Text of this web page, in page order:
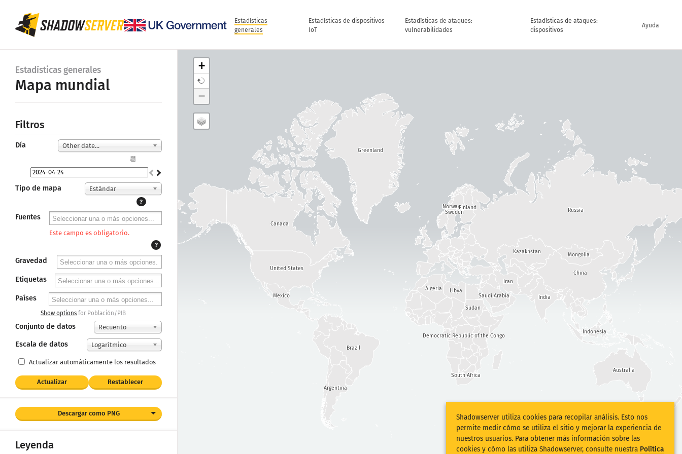
Estadísticas
generales
Estadísticas de dispositivos
IoT
Estadísticas de ataques:
vulnerabilidades
Estadísticas de ataques:
dispositivos
Ayuda
Estadísticas generales
Mapa mundial
Filtros
Día Other date...
📆
Tipo de mapa
Estándar
?
Fuentes
Este campo es obligatorio.
?
Gravedad
Etiquetas
Países
Show options for Población/PIB
Conjunto de datos Recuento
Escala de datos Logarítmico
Actualizar automáticamente los resultados
Actualizar Restablecer
Descargar como PNG
Leyenda
Indonesia
Argentina
India
China
Democratic Republic of the Congo
South Africa
Kazakhstan
Brazil
Mongolia
Russia
Norway
Sweden
Finland
Libya
Sudan
Iran
Saudi Arabia
Algeria
United States
Canada
Mexico
Australia
Greenland
+
−
Shadowserver utiliza cookies para recopilar análisis. Esto nos
permite medir cómo se utiliza el sitio y mejorar la experiencia de
nuestros usuarios. Para obtener más información sobre las
cookies y cómo las utiliza Shadowserver, consulte nuestra Política